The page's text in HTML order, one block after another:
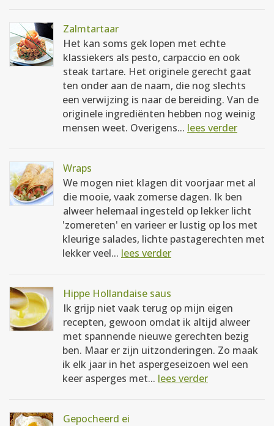
Zalmtartaar
Het kan soms gek lopen met echte
klassiekers als pesto, carpaccio en ook
steak tartare. Het originele gerecht gaat
ten onder aan de naam, die nog slechts
een verwijzing is naar de bereiding. Van de
originele ingrediënten hebben nog weinig
mensen weet. Overigens... lees verder
Wraps
We mogen niet klagen dit voorjaar met al
die mooie, vaak zomerse dagen. Ik ben
alweer helemaal ingesteld op lekker licht
'zomereten' en varieer er lustig op los met
kleurige salades, lichte pastagerechten met
lekker veel... lees verder
Hippe Hollandaise saus
Ik grijp niet vaak terug op mijn eigen
recepten, gewoon omdat ik altijd alweer
met spannende nieuwe gerechten bezig
ben. Maar er zijn uitzonderingen. Zo maak
ik elk jaar in het aspergeseizoen wel een
keer asperges met... lees verder
Gepocheerd ei